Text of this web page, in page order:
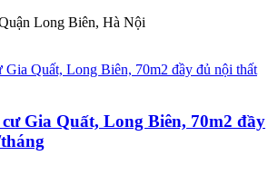
Long Biên, Hà Nội
Gia Quất, Long Biên, 70m2 đầy